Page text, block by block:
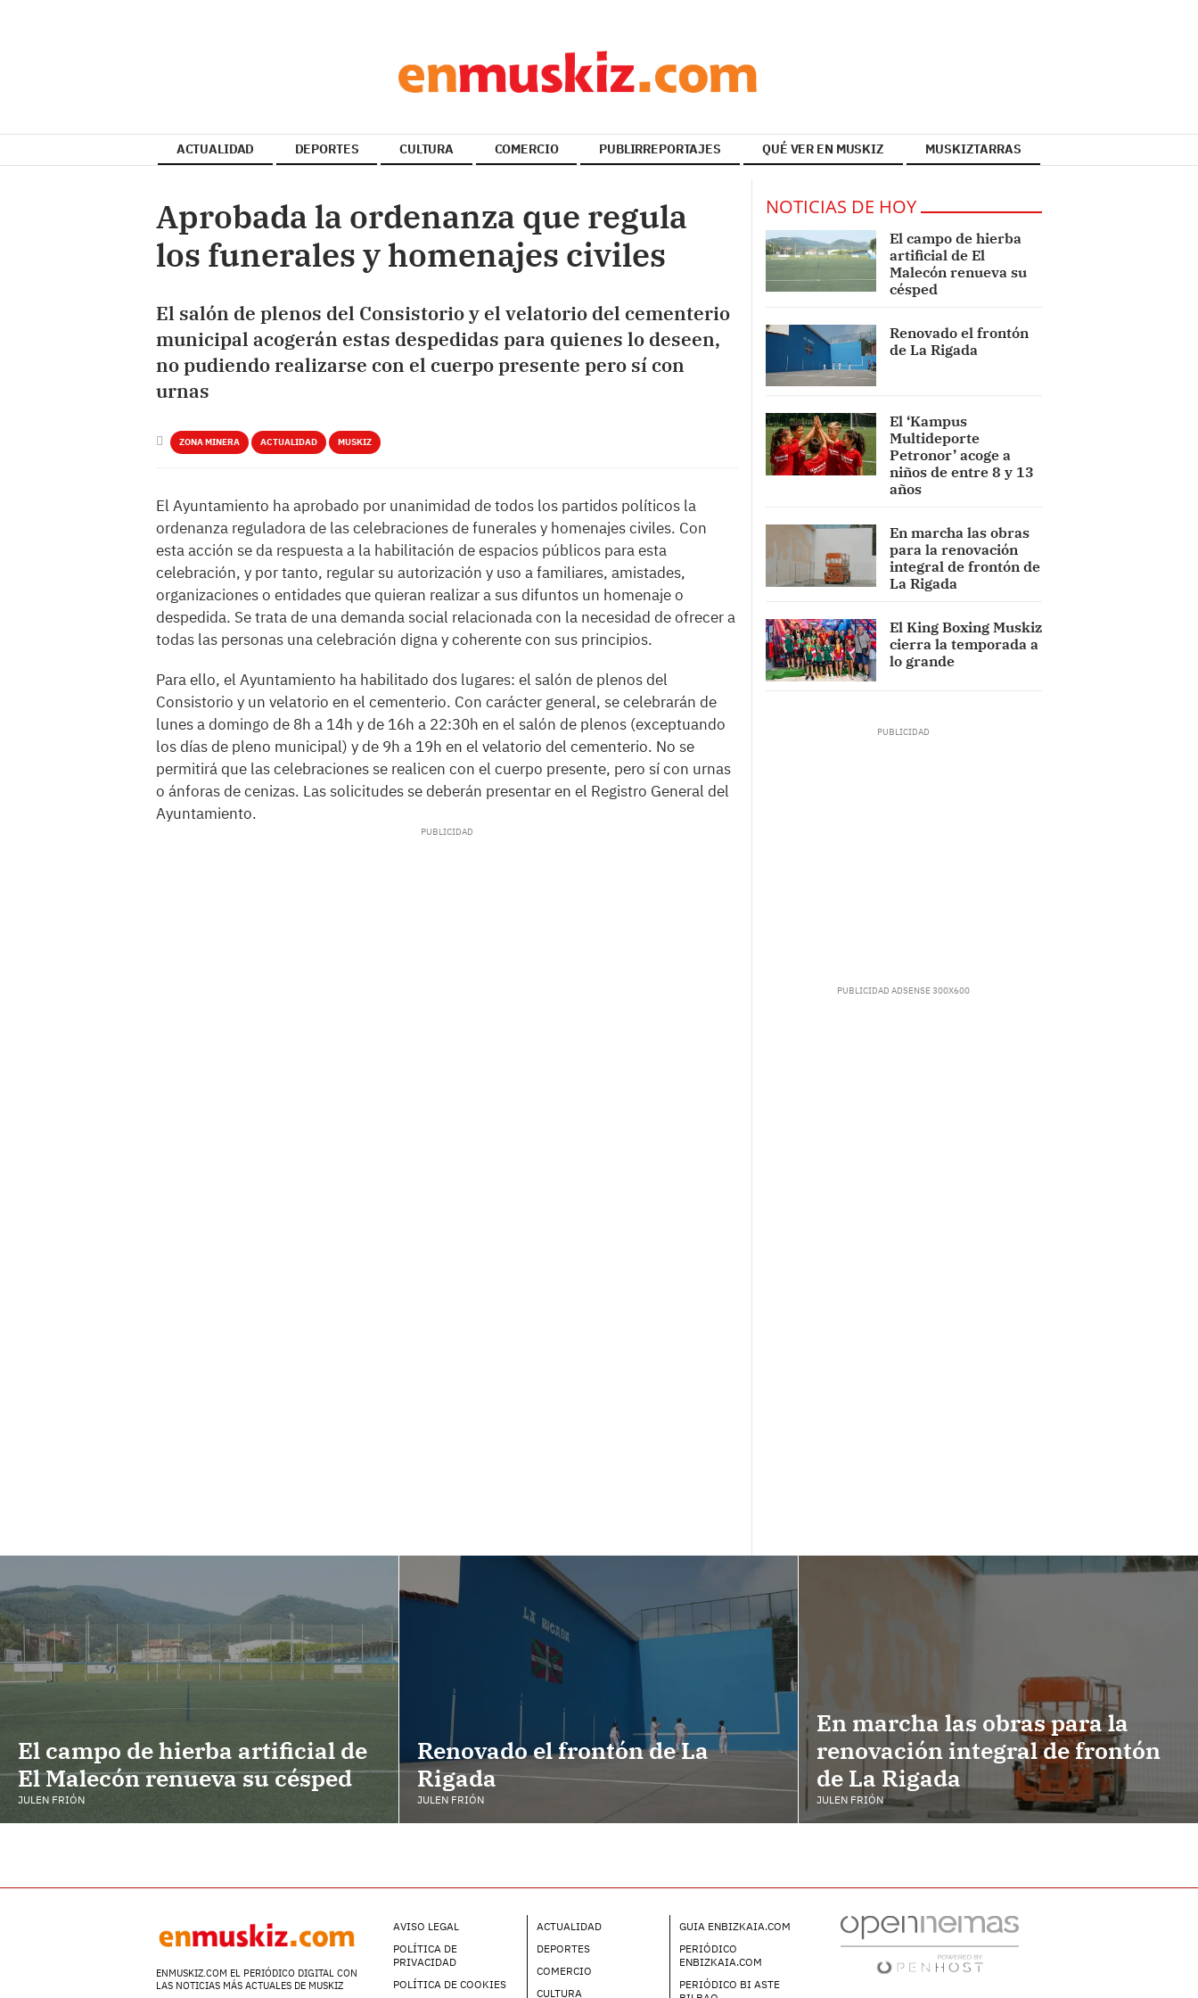
ACTUALIDAD DEPORTES CULTURA COMERCIO PUBLIRREPORTAJES QUÉ VER EN MUSKIZ MUSKIZTARRAS
Aprobada la ordenanza que regula
los funerales y homenajes civiles
El salón de plenos del Consistorio y el velatorio del cementerio
municipal acogerán estas despedidas para quienes lo deseen,
no pudiendo realizarse con el cuerpo presente pero sí con
urnas
ZONA MINERA ACTUALIDAD MUSKIZ
El Ayuntamiento ha aprobado por unanimidad de todos los partidos políticos la
ordenanza reguladora de las celebraciones de funerales y homenajes civiles. Con
esta acción se da respuesta a la habilitación de espacios públicos para esta
celebración, y por tanto, regular su autorización y uso a familiares, amistades,
organizaciones o entidades que quieran realizar a sus difuntos un homenaje o
despedida. Se trata de una demanda social relacionada con la necesidad de ofrecer a
todas las personas una celebración digna y coherente con sus principios.
Para ello, el Ayuntamiento ha habilitado dos lugares: el salón de plenos del
Consistorio y un velatorio en el cementerio. Con carácter general, se celebrarán de
lunes a domingo de 8h a 14h y de 16h a 22:30h en el salón de plenos (exceptuando
los días de pleno municipal) y de 9h a 19h en el velatorio del cementerio. No se
permitirá que las celebraciones se realicen con el cuerpo presente, pero sí con urnas
o ánforas de cenizas. Las solicitudes se deberán presentar en el Registro General del
Ayuntamiento.
NOTICIAS DE HOY
El campo de hierba
artificial de El
Malecón renueva su
césped
Renovado el frontón
de La Rigada
El ‘Kampus
Multideporte
Petronor’ acoge a
niños de entre 8 y 13
años
En marcha las obras
para la renovación
integral de frontón de
La Rigada
El King Boxing Muskiz
cierra la temporada a
lo grande
El campo de hierba artificial de
El Malecón renueva su césped
JULEN FRIÓN
Renovado el frontón de La
Rigada
JULEN FRIÓN
En marcha las obras para la
renovación integral de frontón
de La Rigada
JULEN FRIÓN
ENMUSKIZ.COM EL PERIÓDICO DIGITAL CON
LAS NOTICIAS MÁS ACTUALES DE MUSKIZ
AVISO LEGAL
POLÍTICA DE
PRIVACIDAD
POLÍTICA DE COOKIES
ACTUALIDAD
DEPORTES
COMERCIO
CULTURA
GUIA ENBIZKAIA.COM
PERIÓDICO
ENBIZKAIA.COM
PERIÓDICO BI ASTE